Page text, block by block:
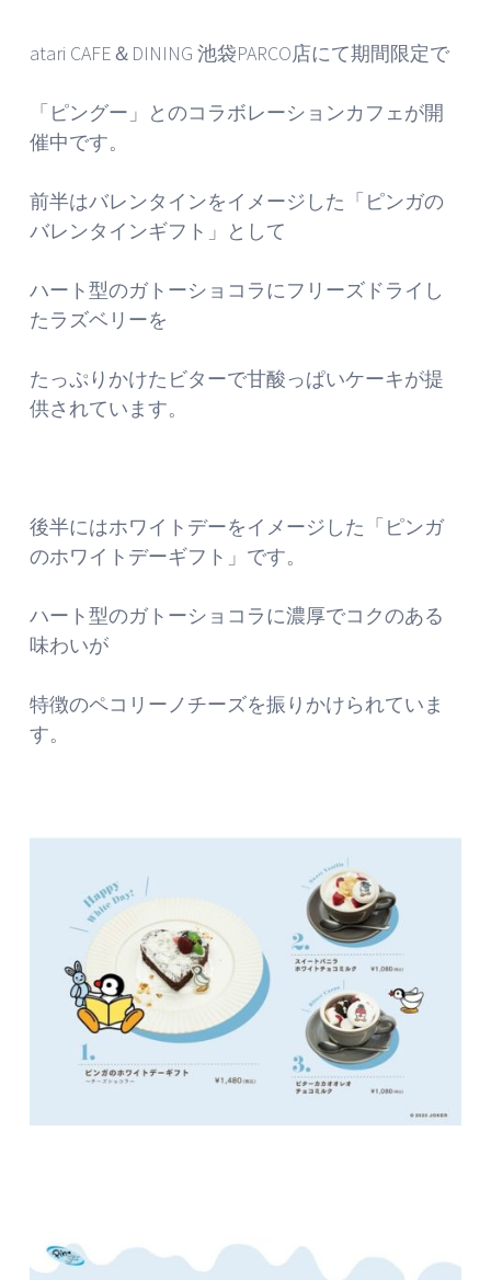
atari CAFE＆DINING 池袋PARCO店にて期間限定で
「ピングー」とのコラボレーションカフェが開
催中です。
前半はバレンタインをイメージした「ピンガの
バレンタインギフト」として
ハート型のガトーショコラにフリーズドライし
たラズベリーを
たっぷりかけたビターで甘酸っぱいケーキが提
供されています。
後半にはホワイトデーをイメージした「ピンガ
のホワイトデーギフト」です。
ハート型のガトーショコラに濃厚でコクのある
味わいが
特徴のペコリーノチーズを振りかけられていま
す。